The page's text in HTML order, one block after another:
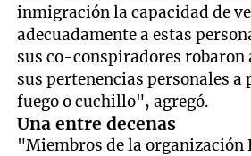
inmigración la capacidad de
adecuadamente a estas
sus co-conspiradores robaron
sus pertenencias personales a
fuego o cuchillo", agregó.
Una entre decenas
"Miembros de la organización